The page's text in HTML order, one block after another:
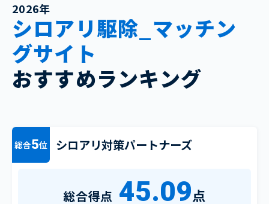
2026年
シロアリ駆除_マッチン
グサイト
おすすめランキング
総合5位 シロアリ対策パートナーズ
総合得点 45.09点